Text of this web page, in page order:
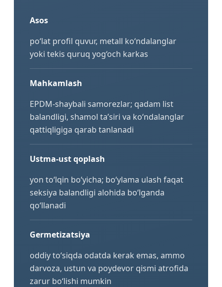
Asos
po‘lat profil quvur, metall ko‘ndalanglar
yoki tekis quruq yog‘och karkas
Mahkamlash
EPDM-shaybali samorezlar; qadam list
balandligi, shamol ta’siri va ko‘ndalanglar
qattiqligiga qarab tanlanadi
Ustma-ust qoplash
yon to‘lqin bo‘yicha; bo‘ylama ulash faqat
seksiya balandligi alohida bo‘lganda
qo‘llanadi
Germetizatsiya
oddiy to‘siqda odatda kerak emas, ammo
darvoza, ustun va poydevor qismi atrofida
zarur bo‘lishi mumkin